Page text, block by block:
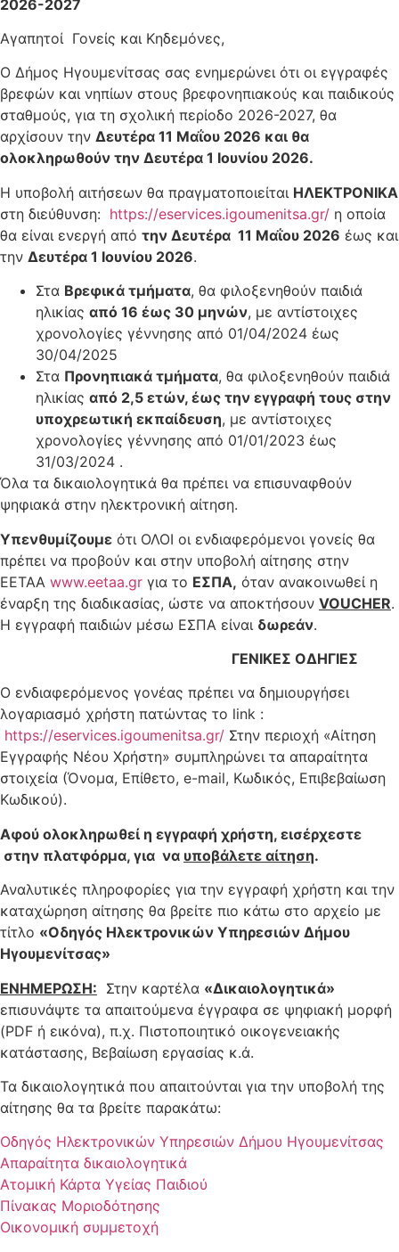
2026-2027
Αγαπητοί Γονείς και Κηδεμόνες,
Ο Δήμος Ηγουμενίτσας σας ενημερώνει ότι οι εγγραφές
βρεφών και νηπίων στους βρεφονηπιακούς και παιδικούς
σταθμούς, για τη σχολική περίοδο 2026-2027, θα
αρχίσουν την Δευτέρα 11 Μαΐου 2026 και θα
ολοκληρωθούν την Δευτέρα 1 Ιουνίου 2026.
Η υποβολή αιτήσεων θα πραγματοποιείται ΗΛΕΚΤΡΟΝΙΚΑ
στη διεύθυνση: https://eservices.igoumenitsa.gr/ η οποία
θα είναι ενεργή από την Δευτέρα 11 Μαΐου 2026 έως και
την Δευτέρα 1 Ιουνίου 2026.
Στα Βρεφικά τμήματα, θα φιλοξενηθούν παιδιά
ηλικίας από 16 έως 30 μηνών, με αντίστοιχες
χρονολογίες γέννησης από 01/04/2024 έως
30/04/2025
Στα Προνηπιακά τμήματα, θα φιλοξενηθούν παιδιά
ηλικίας από 2,5 ετών, έως την εγγραφή τους στην
υποχρεωτική εκπαίδευση, με αντίστοιχες
χρονολογίες γέννησης από 01/01/2023 έως
31/03/2024 .
Όλα τα δικαιολογητικά θα πρέπει να επισυναφθούν
ψηφιακά στην ηλεκτρονική αίτηση.
Υπενθυμίζουμε ότι ΟΛΟΙ οι ενδιαφερόμενοι γονείς θα
πρέπει να προβούν και στην υποβολή αίτησης στην
ΕΕΤΑΑ www.eetaa.gr για το ΕΣΠΑ, όταν ανακοινωθεί η
έναρξη της διαδικασίας, ώστε να αποκτήσουν VOUCHER.
Η εγγραφή παιδιών μέσω ΕΣΠΑ είναι δωρεάν.
ΓΕΝΙΚΕΣ ΟΔΗΓΙΕΣ
Ο ενδιαφερόμενος γονέας πρέπει να δημιουργήσει
λογαριασμό χρήστη πατώντας το link :
https://eservices.igoumenitsa.gr/ Στην περιοχή «Αίτηση
Εγγραφής Νέου Χρήστη» συμπληρώνει τα απαραίτητα
στοιχεία (Όνομα, Επίθετο, e-mail, Κωδικός, Επιβεβαίωση
Κωδικού).
Αφού ολοκληρωθεί η εγγραφή χρήστη, εισέρχεστε
στην πλατφόρμα, για να υποβάλετε αίτηση.
Αναλυτικές πληροφορίες για την εγγραφή χρήστη και την
καταχώρηση αίτησης θα βρείτε πιο κάτω στο αρχείο με
τίτλο «Οδηγός Ηλεκτρονικών Υπηρεσιών Δήμου
Ηγουμενίτσας»
ΕΝΗΜΕΡΩΣΗ: Στην καρτέλα «Δικαιολογητικά»
επισυνάψτε τα απαιτούμενα έγγραφα σε ψηφιακή μορφή
(PDF ή εικόνα), π.χ. Πιστοποιητικό οικογενειακής
κατάστασης, Βεβαίωση εργασίας κ.ά.
Τα δικαιολογητικά που απαιτούνται για την υποβολή της
αίτησης θα τα βρείτε παρακάτω:
Οδηγός Ηλεκτρονικών Υπηρεσιών Δήμου Ηγουμενίτσας
Απαραίτητα δικαιολογητικά
Ατομική Κάρτα Υγείας Παιδιού
Πίνακας Μοριοδότησης
Οικονομική συμμετοχή